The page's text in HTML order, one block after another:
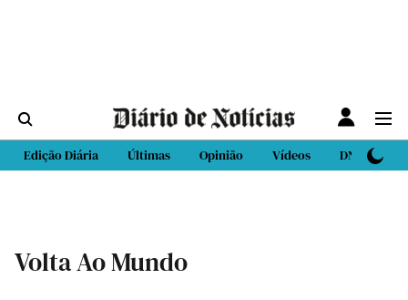
Edição Diária Últimas Opinião Vídeos DN Sport
Volta Ao Mundo